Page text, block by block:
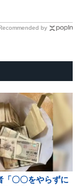
by
「〇〇をやらずに